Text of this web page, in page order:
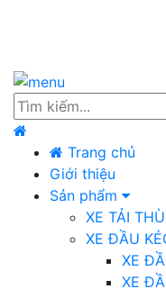
Trang chủ
Giới thiệu
Sản phẩm
XE TẢI
XE ĐẦU
XE
XE